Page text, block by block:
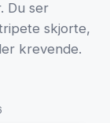
Du ser
skjorte,
krevende.